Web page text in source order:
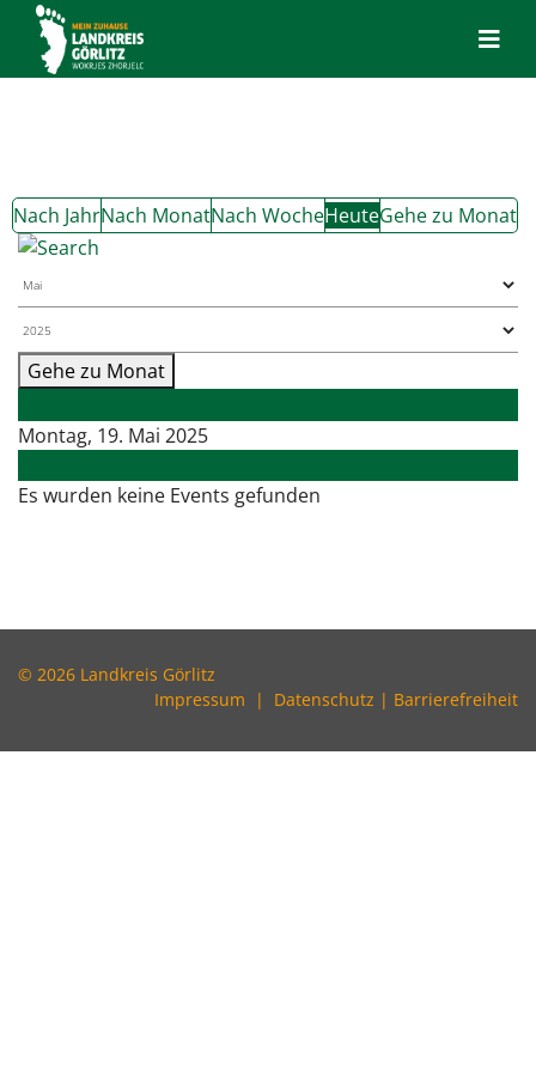
Nach JahrNach MonatNach WocheHeuteGehe zu Monat
Gehe zu Monat
Montag, 19. Mai 2025
Es wurden keine Events gefunden
© 2026 Landkreis Görlitz
Impressum | Datenschutz | Barrierefreiheit